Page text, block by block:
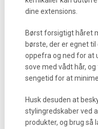
dine extensions.
Børst forsigtigt håret
børste, der er egnet
oppefra og ned for at
sove med vådt hår,
sengetid for at
Husk desuden at
stylingredskaber ved
produkter, og brug så